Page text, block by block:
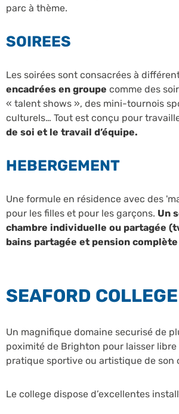
parc à thème.
SOIREES
Les soirées sont consacrées à
encadrées en groupe comme des
« talent shows », des mini-tournois
culturels… Tout est conçu pour
de soi et le travail d’équipe.
HEBERGEMENT
Une formule en résidence avec des
pour les filles et pour les garçons. Un
chambre individuelle ou partagée
bains partagée et pension
SEAFORD COLLEGE
Un magnifique domaine securisé de
poximité de Brighton pour laisser libre
pratique sportive ou artistique de son
Le college dispose d’excellentes